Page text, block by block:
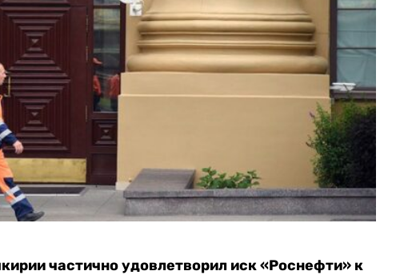
частично удовлетворил иск «Роснефти» к